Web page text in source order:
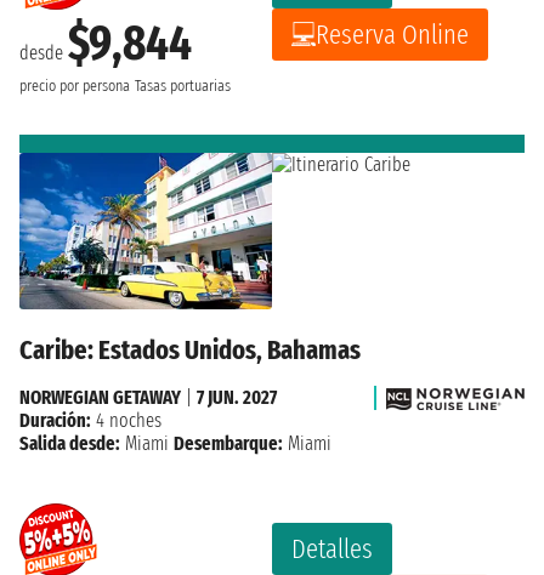
desde $9,844
precio por persona Tasas portuarias
Reserva Online
Caribe: Estados Unidos, Bahamas
Detalles
NORWEGIAN GETAWAY
7 JUN. 2027
Duración: 4 noches
Salida desde: Miami Desembarque: Miami